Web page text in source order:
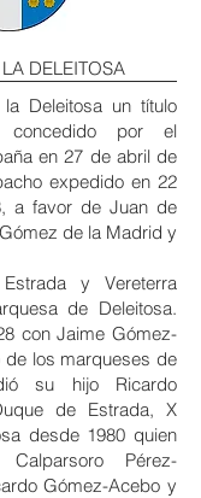
DELEITOSA
Deleitosa un título
concedido por el
en 27 de abril de
expedido en 22
a favor de Juan de
de la Madrid y
y Vereterra
de Deleitosa.
con Jaime Gómez-
de los marqueses de
su hijo Ricardo
de Estrada, X
desde 1980 quien
Pérez-
Gómez-Acebo y